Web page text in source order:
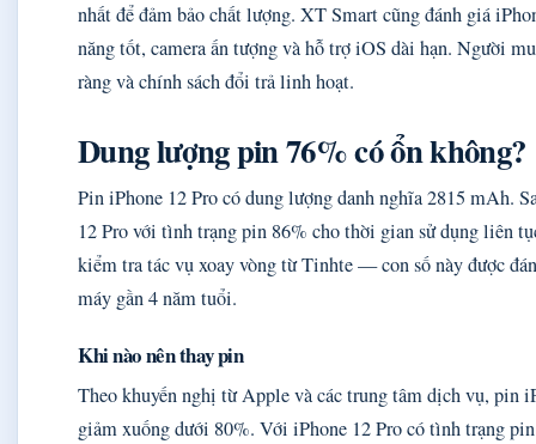
nhất để đảm bảo chất lượng. XT Smart cũng đánh giá
năng tốt, camera ấn tượng và hỗ trợ iOS dài hạn. Người
ràng và chính sách đổi trả linh hoạt.
Dung lượng pin 76% có ổn không?
Pin iPhone 12 Pro có dung lượng danh nghĩa 2815 mAh.
12 Pro với tình trạng pin 86% cho thời gian sử dụng liên
kiểm tra tác vụ xoay vòng từ Tinhte — con số này được
máy gần 4 năm tuổi.
Khi nào nên thay pin
Theo khuyến nghị từ Apple và các trung tâm dịch vụ, pin
giảm xuống dưới 80%. Với iPhone 12 Pro có tình trạng